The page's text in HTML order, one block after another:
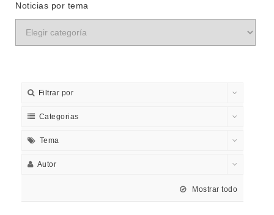
Noticias por tema
Filtrar por
Categorias
Tema
Autor
Mostrar todo